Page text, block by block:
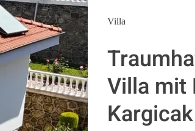
Ratgeber
Referenzen
Villa
Villa mit